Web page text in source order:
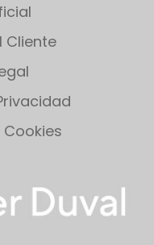
Cliente